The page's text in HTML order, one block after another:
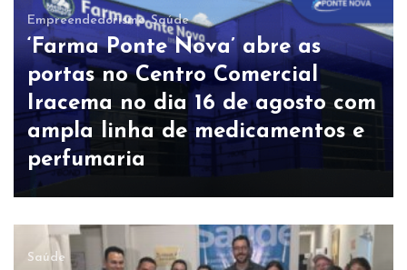
Empreendedorismo Saúde
‘Farma Ponte Nova’ abre as
portas no Centro Comercial
Iracema no dia 16 de agosto com
ampla linha de medicamentos e
perfumaria
Saúde